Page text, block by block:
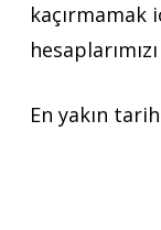
kaçırmamak
En yakın